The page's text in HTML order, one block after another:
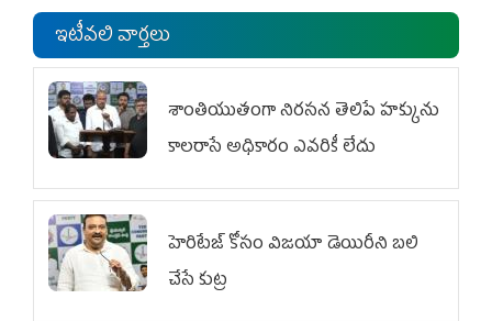
ఇటీవలి వార్తలు
శాంతియుతంగా నిరసన తెలిపే హక్కును
కాలరాసే అధికారం ఎవరికీ లేదు
హెరిటేజ్ కోసం విజయా డెయిరీని బలి
చేసే కుట్ర‌